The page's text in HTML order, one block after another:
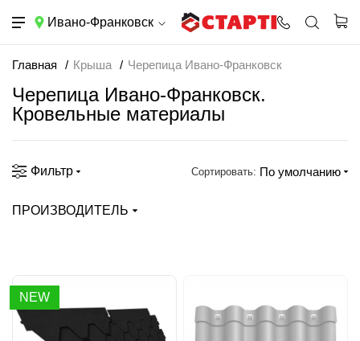
Ивано-Франковск
Главная Крыша Черепица Ивано-Франковск
Черепица Ивано-Франковск.
Кровельные материалы
Фильтр Сортировать: По умолчанию
ПРОИЗВОДИТЕЛЬ
NEW